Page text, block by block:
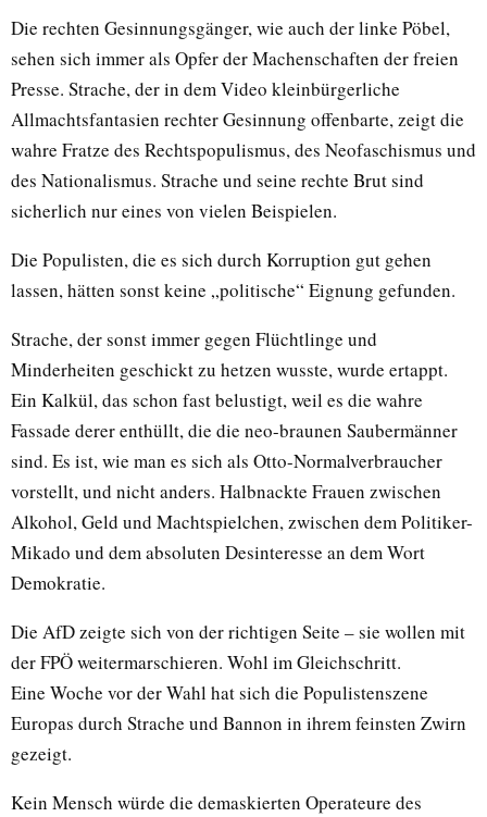
Die rechten Gesinnungsgänger, wie auch der linke Pöbel,
sehen sich immer als Opfer der Machenschaften der freien
Presse. Strache, der in dem Video kleinbürgerliche
Allmachtsfantasien rechter Gesinnung offenbarte, zeigt die
wahre Fratze des Rechtspopulismus, des Neofaschismus und
des Nationalismus. Strache und seine rechte Brut sind
sicherlich nur eines von vielen Beispielen.
Die Populisten, die es sich durch Korruption gut gehen
lassen, hätten sonst keine „politische“ Eignung gefunden.
Strache, der sonst immer gegen Flüchtlinge und
Minderheiten geschickt zu hetzen wusste, wurde ertappt.
Ein Kalkül, das schon fast belustigt, weil es die wahre
Fassade derer enthüllt, die die neo-braunen Saubermänner
sind. Es ist, wie man es sich als Otto-Normalverbraucher
vorstellt, und nicht anders. Halbnackte Frauen zwischen
Alkohol, Geld und Machtspielchen, zwischen dem Politiker-
Mikado und dem absoluten Desinteresse an dem Wort
Demokratie.
Die AfD zeigte sich von der richtigen Seite – sie wollen mit
der FPÖ weitermarschieren. Wohl im Gleichschritt.
Eine Woche vor der Wahl hat sich die Populistenszene
Europas durch Strache und Bannon in ihrem feinsten Zwirn
gezeigt.
Kein Mensch würde die demaskierten Operateure des